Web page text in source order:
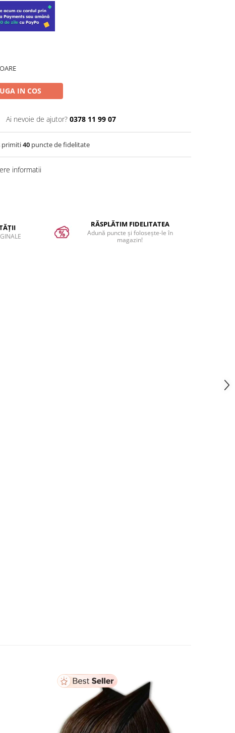
IN COS
Ai nevoie de ajutor? 0378 11 99 07
primiti40 puncte de fidelitate
informatii
RĂSPLĂTIM FIDELITATEA
Adună puncte și folosește-le în
magazin!